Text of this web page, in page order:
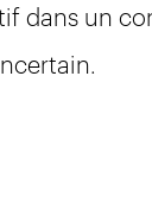
dans un